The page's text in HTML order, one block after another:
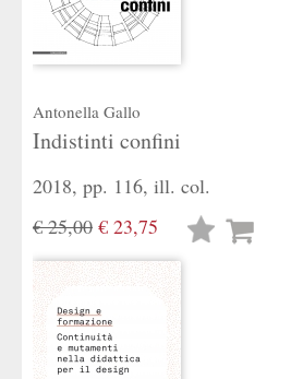
Antonella Gallo
Indistinti confini
2018, pp. 116, ill. col.
€ 25,00 € 23,75
Lista